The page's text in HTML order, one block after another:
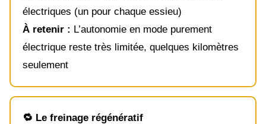
électriques (un pour chaque essieu)
À retenir : L’autonomie en mode purement
électrique reste très limitée, quelques kilomètres
seulement
🔁 Le freinage régénératif